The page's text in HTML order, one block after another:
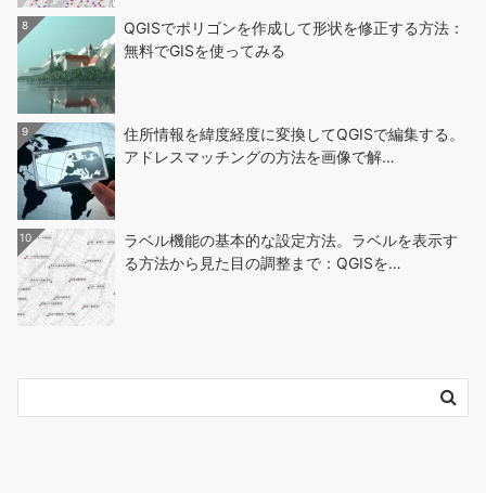
8
QGISでポリゴンを作成して形状を修正する方法：
無料でGISを使ってみる
9
住所情報を緯度経度に変換してQGISで編集する。
アドレスマッチングの方法を画像で解…
10
ラベル機能の基本的な設定方法。ラベルを表示す
る方法から見た目の調整まで：QGISを…